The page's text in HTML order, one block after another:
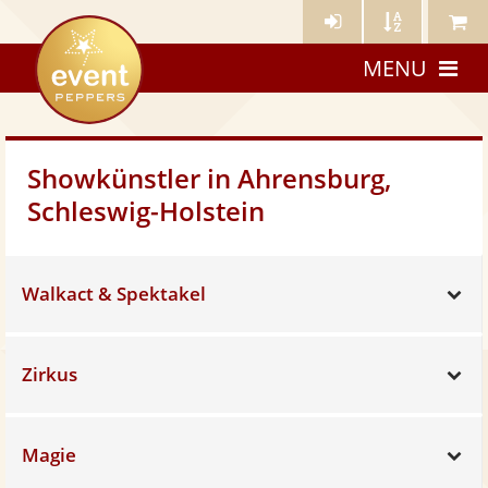
Künstler- Künstler Meine
eventpeppers
MENU
Showkünstler in Ahrensburg,
Schleswig-Holstein
Walkact & Spektakel
Zirkus
Magie